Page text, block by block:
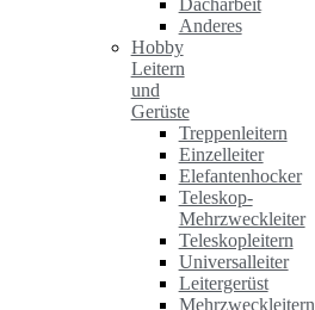
Dacharbeit
Anderes
Hobby
Leitern
und
Gerüste
Treppenleitern
Einzelleiter
Elefantenhocker
Teleskop-
Mehrzweckleiter
Teleskopleitern
Universalleiter
Leitergerüst
Mehrzweckleitern